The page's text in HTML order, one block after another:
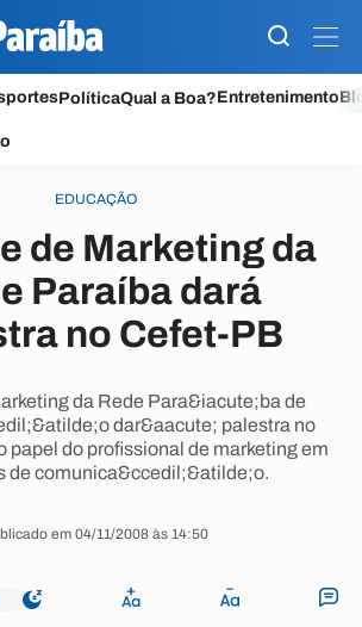
PolíticaQual a Boa?Entretenimento
EDUCAÇÃO
de Marketing da
Paraíba dará
no Cefet-PB
da Rede Para&iacute;ba de
dar&aacute; palestra no
papel do profissional de marketing em
de comunica&ccedil;&atilde;o.
em 04/11/2008 às 14:50